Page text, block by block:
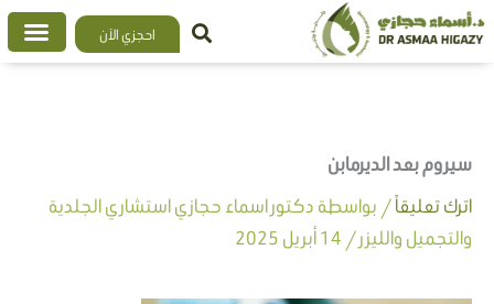
تخطي
إلى
احجزي الآن
سيروم بعد الديرمابن
اترك تعليقاً/ بواسطة دكتور اسماء حجازي استشاري الجلدية
والتجميل والليزر/ 14 أبريل 2025